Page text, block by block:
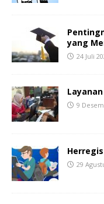
yang
24 Juli
9
29